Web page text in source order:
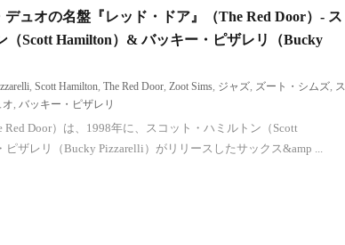
ュオの名盤『レッド・ドア』（The Red Door）- ス
（Scott Hamilton）& バッキー・ピザレリ（Bucky
Scott Hamilton The Red Door Zoot Sims ジャズ ズート・シムズ ス
オ バッキー・ピザレリ
Red Door）は、1998年に、スコット・ハミルトン（Scott
ザレリ（Bucky Pizzarelli）がリリースしたサックス&amp ...